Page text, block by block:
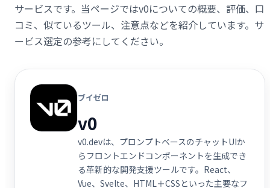
サービスです。当ページではv0についての概要、評価、口
コミ、似ているツール、注意点などを紹介しています。サ
ービス選定の参考にしてください。
ブイゼロ
v0
v0.devは、プロンプトベースのチャットUIか
らフロントエンドコンポーネントを生成でき
る革新的な開発支援ツールです。React、
Vue、Svelte、HTML＋CSSといった主要なフ